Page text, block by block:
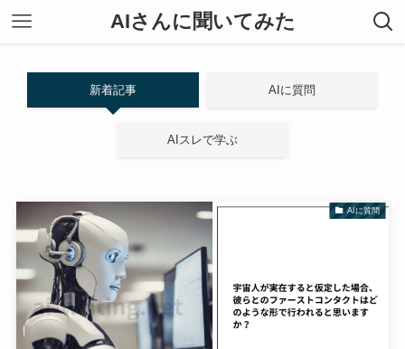
AIさんに聞いてみた
新着記事 AIに質問
AIスレで学ぶ
AIに質問